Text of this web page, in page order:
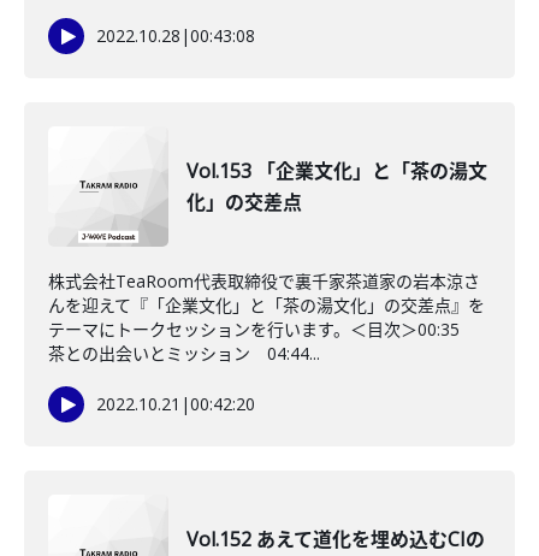
2022.10.28 |00:43:08
Vol.153 「企業文化」と「茶の湯文
化」の交差点
株式会社TeaRoom代表取締役で裏千家茶道家の岩本涼さ
んを迎えて『「企業文化」と「茶の湯文化」の交差点』を
テーマにトークセッションを行います。＜目次＞00:35
茶との出会いとミッション 04:44...
2022.10.21 |00:42:20
Vol.152 あえて道化を埋め込むCIの